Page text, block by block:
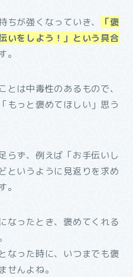
ちが強くなっていき、
「褒
いをしよう！」という具合
。
は中毒性のあるもので、
もっと褒めてほしい」思う
らず、例えば「お手伝いし
というように見返りを求め
。
なったとき、褒めてくれる
なった時に、いつまでも褒
せんよね。